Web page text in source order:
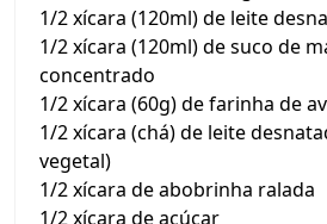
1/2 xícara (120ml) de leite
1/2 xícara (120ml) de suco de
concentrado
1/2 xícara (60g) de farinha de
1/2 xícara (chá) de leite
vegetal)
1/2 xícara de abobrinha ralada
1/2 xícara de açúcar